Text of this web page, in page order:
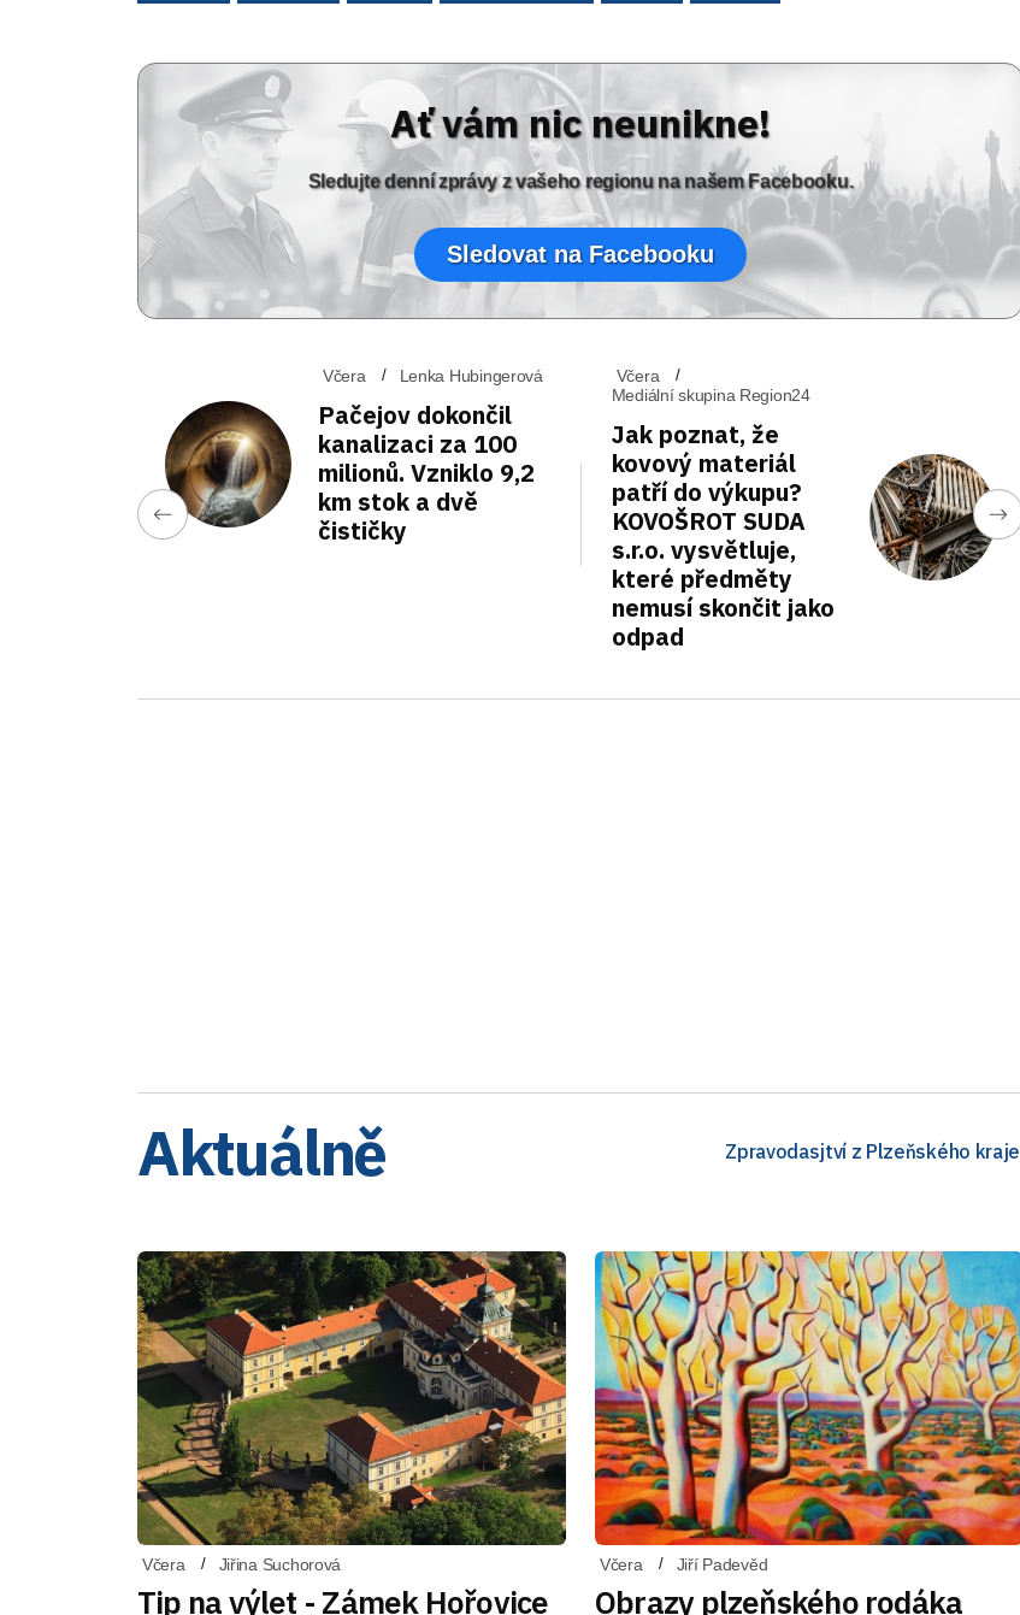
Ať vám nic neunikne!
Sledujte denní zprávy z vašeho regionu na našem Facebooku.
Sledovat na Facebooku
Včera Lenka Hubingerová
Pačejov dokončil
kanalizaci za 100
milionů. Vzniklo 9,2
km stok a dvě
čističky
Včera
Mediální skupina Region24
Jak poznat, že
kovový materiál
patří do výkupu?
KOVOŠROT SUDA
s.r.o. vysvětluje,
které předměty
nemusí skončit jako
odpad
Aktuálně Zpravodasjtví z Plzeňského kraje
Včera Jiřina Suchorová
Tip na výlet - Zámek Hořovice
Včera Jiří Padevěd
Obrazy plzeňského rodáka